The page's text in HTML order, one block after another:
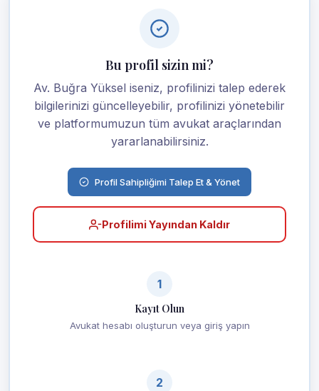
Bu profil sizin mi?
Av. Buğra Yüksel iseniz, profilinizi talep ederek
bilgilerinizi güncelleyebilir, profilinizi yönetebilir
ve platformumuzun tüm avukat araçlarından
yararlanabilirsiniz.
Profil Sahipliğimi Talep Et & Yönet
Profilimi Yayından Kaldır
1
Kayıt Olun
Avukat hesabı oluşturun veya giriş yapın
2